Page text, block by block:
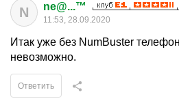
N ne@...™
11:53, 28.09.2020
Итак уже без NumBuster
невозможно.
Ответить